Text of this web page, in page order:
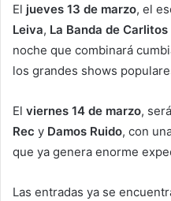
El jueves 13 de marzo, el
Leiva, La Banda de Carlitos
noche que combinará
los grandes shows
El viernes 14 de marzo,
Rec y Damos Ruido, con
que ya genera enorme
Las entradas ya se